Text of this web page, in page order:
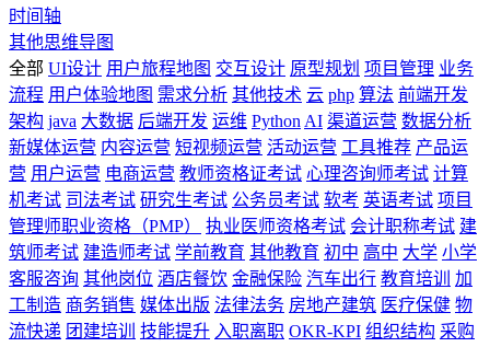
时间轴
其他思维导图
全部 UI设计 用户旅程地图 交互设计 原型规划 项目管理 业务
流程 用户体验地图 需求分析 其他技术 云 php 算法 前端开发
架构 java 大数据 后端开发 运维 Python AI 渠道运营 数据分析
新媒体运营 内容运营 短视频运营 活动运营 工具推荐 产品运
营 用户运营 电商运营 教师资格证考试 心理咨询师考试 计算
机考试 司法考试 研究生考试 公务员考试 软考 英语考试 项目
管理师职业资格（PMP）
执业医师资格考试 会计职称考试 建
筑师考试 建造师考试 学前教育 其他教育 初中 高中 大学 小学
客服咨询 其他岗位 酒店餐饮 金融保险 汽车出行 教育培训
加
工制造 商务销售 媒体出版 法律法务 房地产建筑 医疗保健 物
流快递 团建培训 技能提升 入职离职 OKR-KPI 组织结构 采购